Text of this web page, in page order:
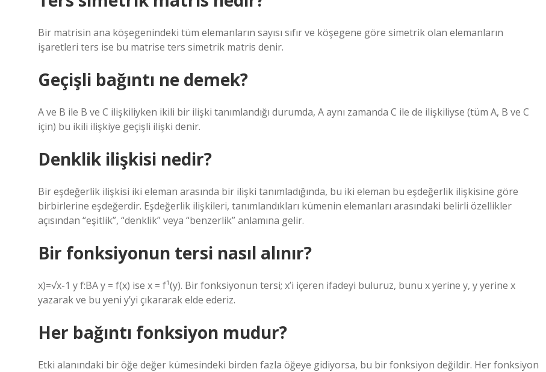
Bir matrisin ana köşegenindeki tüm elemanların sayısı sıfır ve köşegene göre simetrik olan elemanların
işaretleri ters ise bu matrise ters simetrik matris denir.
Geçişli bağıntı ne demek?
A ve B ile B ve C ilişkiliyken ikili bir ilişki tanımlandığı durumda, A aynı zamanda C ile de ilişkiliyse (tüm A, B ve C
için) bu ikili ilişkiye geçişli ilişki denir.
Denklik ilişkisi nedir?
Bir eşdeğerlik ilişkisi iki eleman arasında bir ilişki tanımladığında, bu iki eleman bu eşdeğerlik ilişkisine göre
birbirlerine eşdeğerdir. Eşdeğerlik ilişkileri, tanımlandıkları kümenin elemanları arasındaki belirli özellikler
açısından “eşitlik”, “denklik” veya “benzerlik” anlamına gelir.
Bir fonksiyonun tersi nasıl alınır?
x)=√x-1 y f:BA y = f(x) ise x = f¹(y). Bir fonksiyonun tersi; x’i içeren ifadeyi buluruz, bunu x yerine y, y yerine x
yazarak ve bu yeni y’yi çıkararak elde ederiz.
Her bağıntı fonksiyon mudur?
Etki alanındaki bir öğe değer kümesindeki birden fazla öğeye gidiyorsa, bu bir fonksiyon değildir. Her fonksiyon